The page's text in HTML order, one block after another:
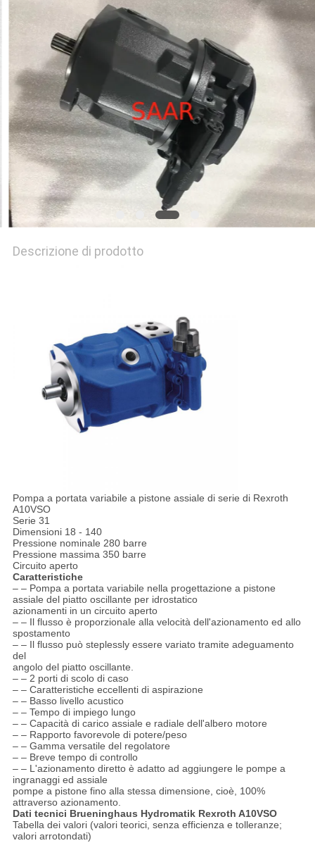
PRIVACY
POLICY
Descrizione di prodotto
Pompa a portata variabile a pistone assiale di serie di Rexroth
A10VSO
Serie 31
Dimensioni 18 - 140
Pressione nominale 280 barre
Pressione massima 350 barre
Circuito aperto
Caratteristiche
– – Pompa a portata variabile nella progettazione a pistone
assiale del piatto oscillante per idrostatico
azionamenti in un circuito aperto
– – Il flusso è proporzionale alla velocità dell'azionamento ed allo
spostamento
– – Il flusso può steplessly essere variato tramite adeguamento
del
angolo del piatto oscillante.
– – 2 porti di scolo di caso
– – Caratteristiche eccellenti di aspirazione
– – Basso livello acustico
– – Tempo di impiego lungo
– – Capacità di carico assiale e radiale dell'albero motore
– – Rapporto favorevole di potere/peso
– – Gamma versatile del regolatore
– – Breve tempo di controllo
– – L'azionamento diretto è adatto ad aggiungere le pompe a
ingranaggi ed assiale
pompe a pistone fino alla stessa dimensione, cioè, 100%
attraverso azionamento.
Dati tecnici Brueninghaus Hydromatik Rexroth A10VSO
Tabella dei valori (valori teorici, senza efficienza e tolleranze;
valori arrotondati)